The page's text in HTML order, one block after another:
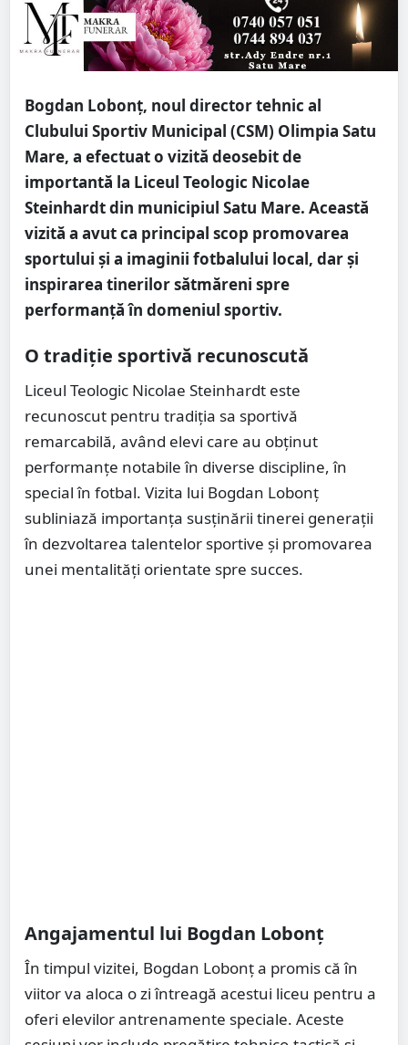
Bogdan Lobonț, noul director tehnic al
Clubului Sportiv Municipal (CSM) Olimpia Satu
Mare, a efectuat o vizită deosebit de
importantă la Liceul Teologic Nicolae
Steinhardt din municipiul Satu Mare. Această
vizită a avut ca principal scop promovarea
sportului și a imaginii fotbalului local, dar și
inspirarea tinerilor sătmăreni spre
performanță în domeniul sportiv.
O tradiție sportivă recunoscută
Liceul Teologic Nicolae Steinhardt este
recunoscut pentru tradiția sa sportivă
remarcabilă, având elevi care au obținut
performanțe notabile în diverse discipline, în
special în fotbal. Vizita lui Bogdan Lobonț
subliniază importanța susținării tinerei generații
în dezvoltarea talentelor sportive și promovarea
unei mentalități orientate spre succes.
Angajamentul lui Bogdan Lobonț
În timpul vizitei, Bogdan Lobonț a promis că în
viitor va aloca o zi întreagă acestui liceu pentru a
oferi elevilor antrenamente speciale. Aceste